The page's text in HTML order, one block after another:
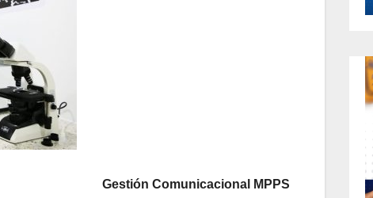
Gestión Comunicacional MPPS